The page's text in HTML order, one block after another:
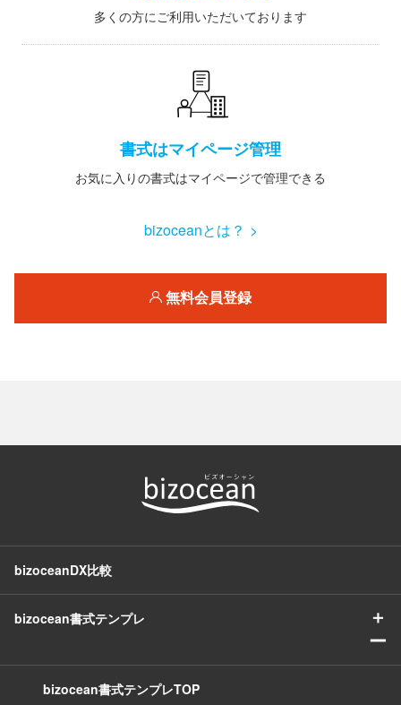
多くの方にご利用いただいております
書式はマイページ管理
お気に入りの書式はマイページで管理できる
bizoceanとは？ >
無料会員登録
bizoceanDX比較
bizocean書式テンプレ
＋
ー
bizocean書式テンプレTOP